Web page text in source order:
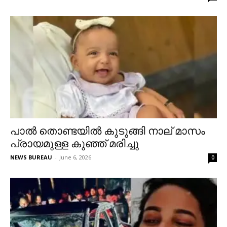
പാല്‍ തൊണ്ടയില്‍ കുടുങ്ങി നാല് മാസം
പ്രായമുള്ള കുഞ്ഞ് മരിച്ചു
NEWS BUREAU - June 6, 2026 0